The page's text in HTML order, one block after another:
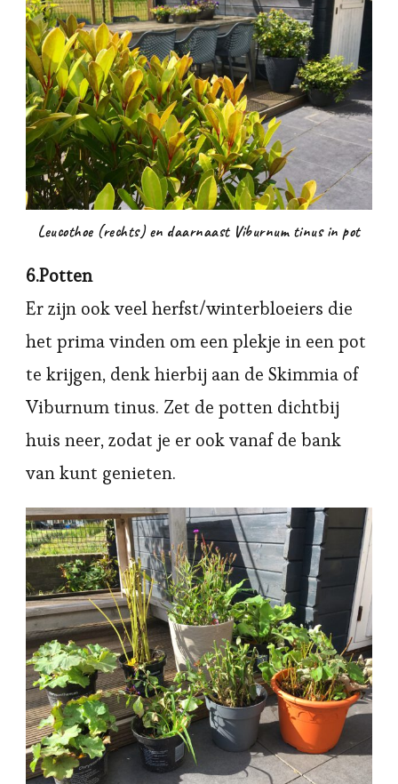
Leucothoe (rechts) en daarnaast Viburnum tinus in pot
6.Potten
Er zijn ook veel herfst/winterbloeiers die
het prima vinden om een plekje in een pot
te krijgen, denk hierbij aan de Skimmia of
Viburnum tinus. Zet de potten dichtbij
huis neer, zodat je er ook vanaf de bank
van kunt genieten.